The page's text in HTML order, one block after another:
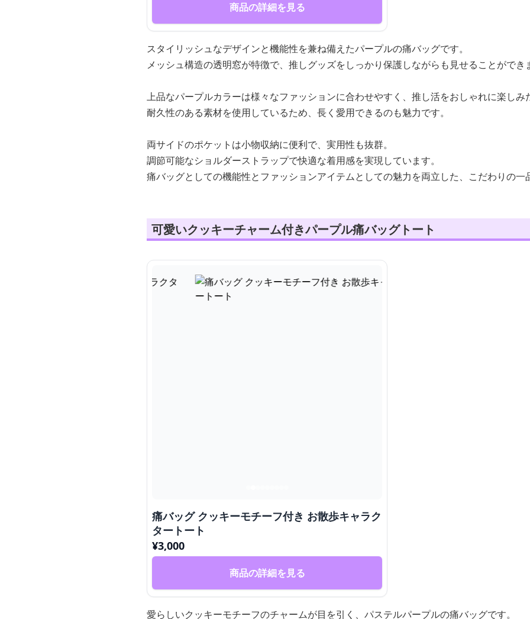
商品の詳細を見る
スタイリッシュなデザインと機能性を兼ね備えたパープルの痛バッグです。
メッシュ構造の透明窓が特徴で、推しグッズをしっかり保護しながらも見せることができ
上品なパープルカラーは様々なファッションに合わせやすく、推し活をおしゃれに楽しみ
耐久性のある素材を使用しているため、長く愛用できるのも魅力です。
両サイドのポケットは小物収納に便利で、実用性も抜群。
調節可能なショルダーストラップで快適な着用感を実現しています。
痛バッグとしての機能性とファッションアイテムとしての魅力を両立した、こだわりの一
可愛いクッキーチャーム付きパープル痛バッグトート
痛バッグ クッキーモチーフ付き お散歩キャラク
タートート
¥3,000
商品の詳細を見る
愛らしいクッキーモチーフのチャームが目を引く、パステルパープルの痛バッグです。